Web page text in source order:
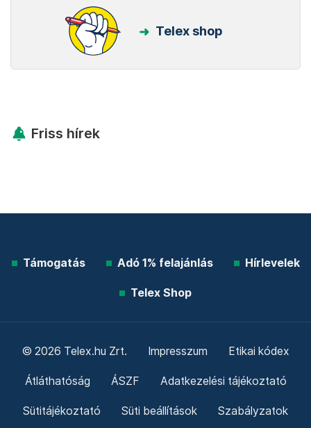
Telex shop
Friss hírek
Támogatás Adó 1% felajánlás Hírlevelek
Telex Shop
© 2026 Telex.hu Zrt. Impresszum Etikai kódex
Átláthatóság ÁSZF Adatkezelési tájékoztató
Sütitájékoztató Süti beállítások Szabályzatok